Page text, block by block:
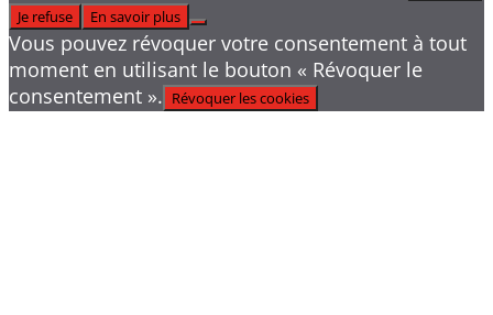
Je refuse
En savoir plus
Vous pouvez révoquer votre consentement à tout
moment en utilisant le bouton « Révoquer le
consentement ». Révoquer les cookies